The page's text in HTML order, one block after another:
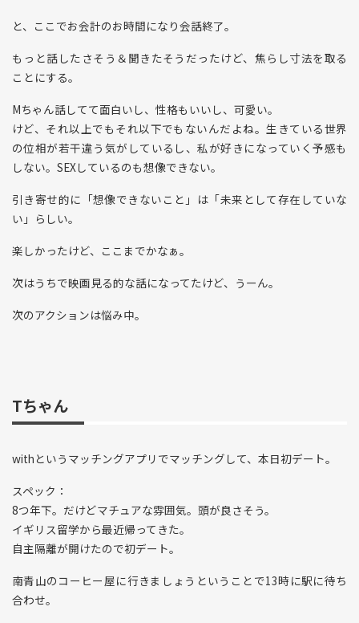
と、ここでお会計のお時間になり会話終了。
もっと話したさそう＆聞きたそうだったけど、焦らし寸法を取る
ことにする。
Mちゃん話してて面白いし、性格もいいし、可愛い。
けど、それ以上でもそれ以下でもないんだよね。生きている世界
の位相が若干違う気がしているし、私が好きになっていく予感も
しない。SEXしているのも想像できない。
引き寄せ的に「想像できないこと」は「未来として存在していな
い」らしい。
楽しかったけど、ここまでかなぁ。
次はうちで映画見る的な話になってたけど、うーん。
次のアクションは悩み中。
Tちゃん
withというマッチングアプリでマッチングして、本日初デート。
スペック：
8つ年下。だけどマチュアな雰囲気。頭が良さそう。
イギリス留学から最近帰ってきた。
自主隔離が開けたので初デート。
南青山のコーヒー屋に行きましょうということで13時に駅に待ち
合わせ。